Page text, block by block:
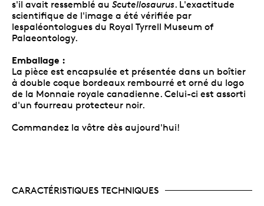
s'il avait ressemblé au Scutellosaurus. L'exactitude
scientifique de l'image a été vérifiée par
lespaléontologues du Royal Tyrrell Museum of
Palaeontology.
Emballage :
La pièce est encapsulée et présentée dans un boîtier
à double coque bordeaux rembourré et orné du logo
de la Monnaie royale canadienne. Celui-ci est assorti
d'un fourreau protecteur noir.
Commandez la vôtre dès aujourd'hui!
CARACTÉRISTIQUES TECHNIQUES